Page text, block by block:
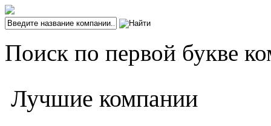
Поиск по первой букве
Лучшие компании